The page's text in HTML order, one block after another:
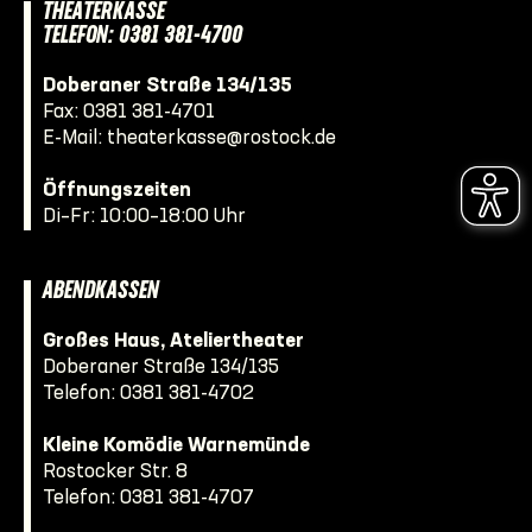
THEATERKASSE
TELEFON: 0381 381-4700
Doberaner Straße 134/135
Fax: 0381 381-4701
E-Mail: theaterkasse@rostock.de
Öffnungszeiten
Di–Fr: 10:00–18:00 Uhr
ABENDKASSEN
Großes Haus, Ateliertheater
Doberaner Straße 134/135
Telefon: 0381 381-4702
Kleine Komödie Warnemünde
Rostocker Str. 8
Telefon: 0381 381-4707